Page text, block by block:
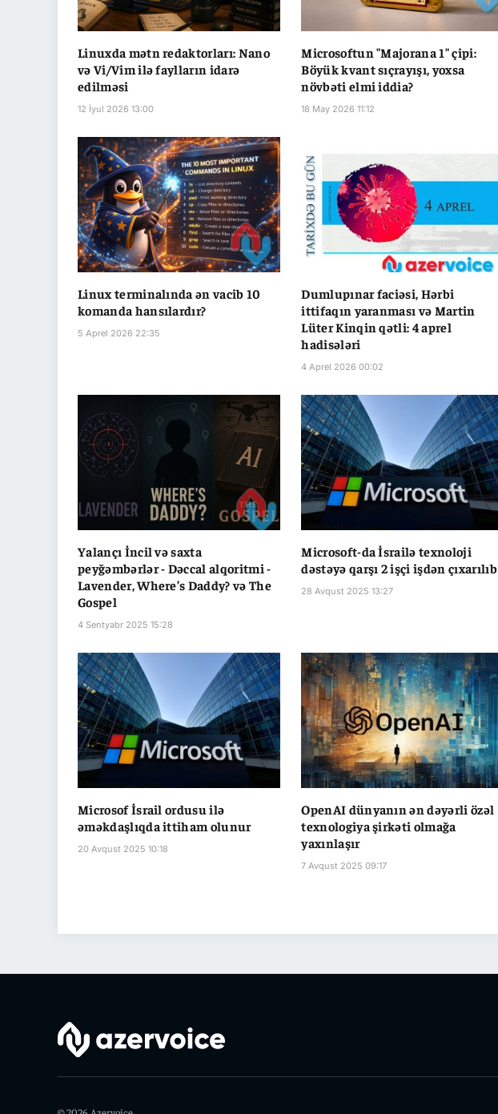
Linuxda mətn redaktorları: Nano
və Vi/Vim ilə faylların idarə
edilməsi
12 İyul 2026 13:00
Microsoftun "Majorana 1" çipi:
Böyük kvant sıçrayışı, yoxsa
növbəti elmi iddia?
18 May 2026 11:12
Linux terminalında ən vacib 10
komanda hansılardır?
5 Aprel 2026 22:35
Dumlupınar faciəsi, Hərbi
ittifaqın yaranması və Martin
Lüter Kinqin qətli: 4 aprel
hadisələri
4 Aprel 2026 00:02
Yalançı İncil və saxta
peyğəmbərlər - Dəccal alqoritmi -
Lavender, Where’s Daddy? və The
Gospel
4 Sentyabr 2025 15:28
Microsoft-da İsrailə texnoloji
dəstəyə qarşı 2 işçi işdən çıxarılıb
28 Avqust 2025 13:27
Microsof İsrail ordusu ilə
əməkdaşlıqda ittiham olunur
20 Avqust 2025 10:18
OpenAI dünyanın ən dəyərli özəl
texnologiya şirkəti olmağa
yaxınlaşır
7 Avqust 2025 09:17